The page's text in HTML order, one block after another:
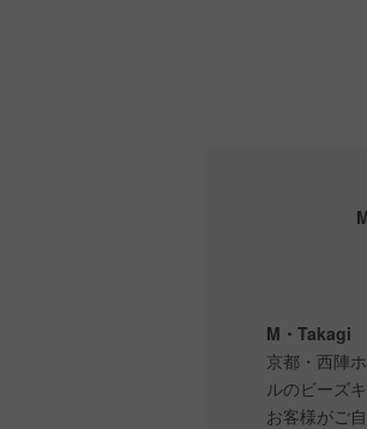
M・Takagi
京都・西陣
ルのビーズ
お客様がご